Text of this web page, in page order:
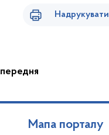
Надрукувати
Мапа порталу